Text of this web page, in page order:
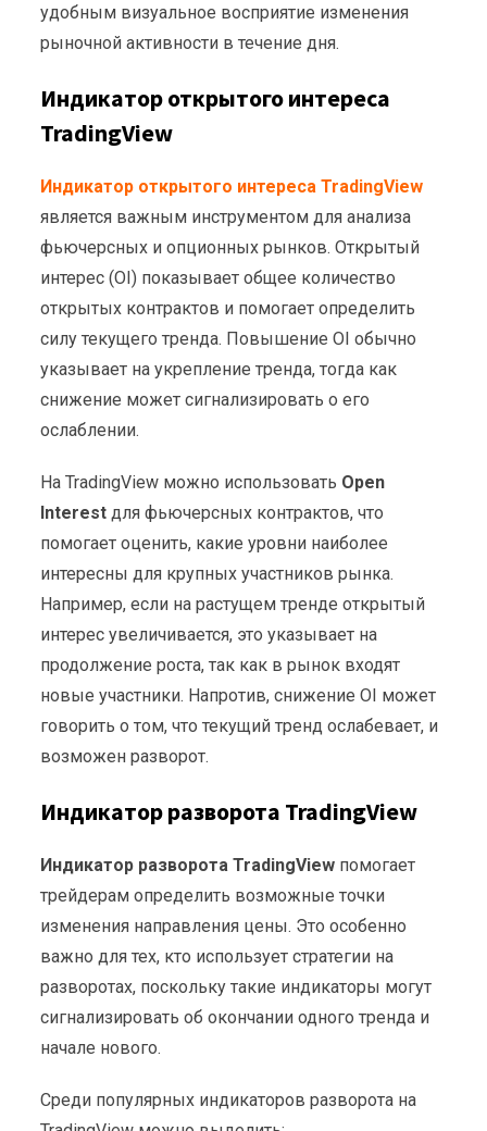
удобным визуальное восприятие изменения
рыночной активности в течение дня.
Индикатор открытого интереса
TradingView
Индикатор открытого интереса TradingView
является важным инструментом для анализа
фьючерсных и опционных рынков. Открытый
интерес (OI) показывает общее количество
открытых контрактов и помогает определить
силу текущего тренда. Повышение OI обычно
указывает на укрепление тренда, тогда как
снижение может сигнализировать о его
ослаблении.
На TradingView можно использовать Open
Interest для фьючерсных контрактов, что
помогает оценить, какие уровни наиболее
интересны для крупных участников рынка.
Например, если на растущем тренде открытый
интерес увеличивается, это указывает на
продолжение роста, так как в рынок входят
новые участники. Напротив, снижение OI может
говорить о том, что текущий тренд ослабевает, и
возможен разворот.
Индикатор разворота TradingView
Индикатор разворота TradingView помогает
трейдерам определить возможные точки
изменения направления цены. Это особенно
важно для тех, кто использует стратегии на
разворотах, поскольку такие индикаторы могут
сигнализировать об окончании одного тренда и
начале нового.
Среди популярных индикаторов разворота на